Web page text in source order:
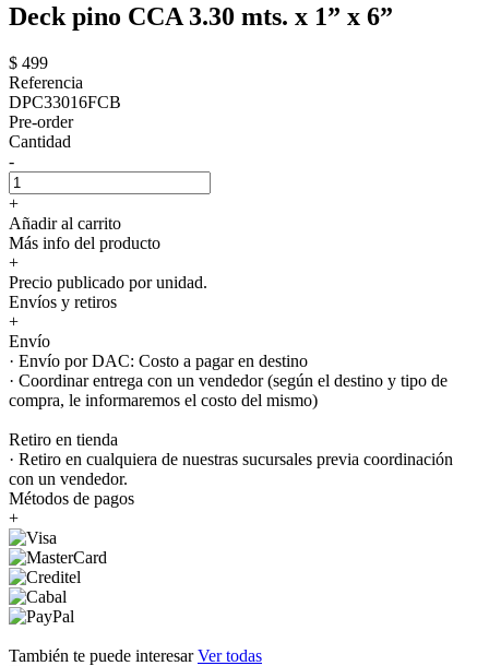
Deck pino CCA 3.30 mts. x 1” x 6”
$ 499
Referencia
DPC33016FCB
Pre-order
Cantidad
-
+
Añadir al carrito
Más info del producto
+
Precio publicado por unidad.
Envíos y retiros
+
Envío
· Envío por DAC: Costo a pagar en destino
· Coordinar entrega con un vendedor (según el destino y tipo de
compra, le informaremos el costo del mismo)
Retiro en tienda
· Retiro en cualquiera de nuestras sucursales previa coordinación
con un vendedor.
Métodos de pagos
+
También te puede interesarVer todas